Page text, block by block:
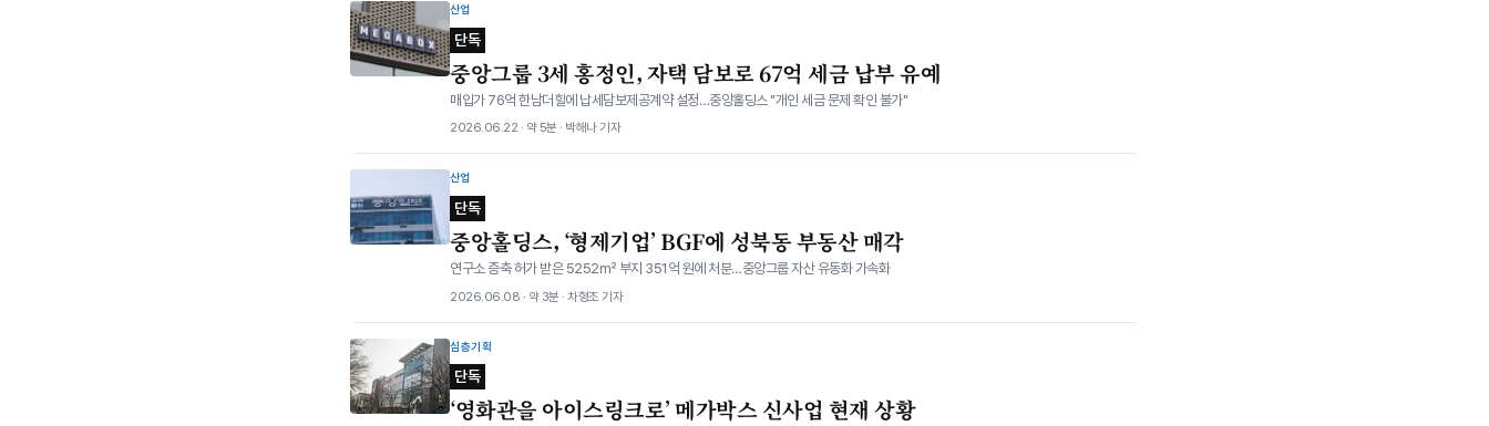
산업
단독
중앙그룹 3세 홍정인, 자택 담보로 67억 세금 납부 유예
매입가 76억 한남더힐에 납세담보제공계약 설정…중앙홀딩스 "개인 세금 문제 확인 불가"
2026.06.22 · 약 5분 · 박해나 기자
산업
단독
중앙홀딩스, ‘형제기업’ BGF에 성북동 부동산 매각
연구소 증축 허가 받은 5252㎡ 부지 351억 원에 처분…중앙그룹 자산 유동화 가속화
2026.06.08 · 약 3분 · 차형조 기자
심층기획
단독
‘영화관을 아이스링크로’ 메가박스 신사업 현재 상황